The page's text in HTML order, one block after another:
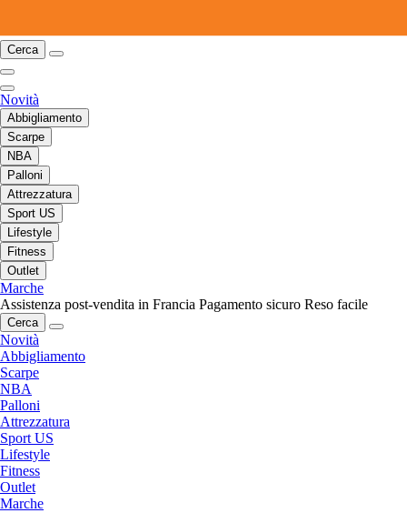
Cerca
Novità
Abbigliamento
Scarpe
NBA
Palloni
Attrezzatura
Sport US
Lifestyle
Fitness
Outlet
Marche
Assistenza post-vendita in Francia Pagamento sicuro Reso facile
Cerca
Novità
Abbigliamento
Scarpe
NBA
Palloni
Attrezzatura
Sport US
Lifestyle
Fitness
Outlet
Marche